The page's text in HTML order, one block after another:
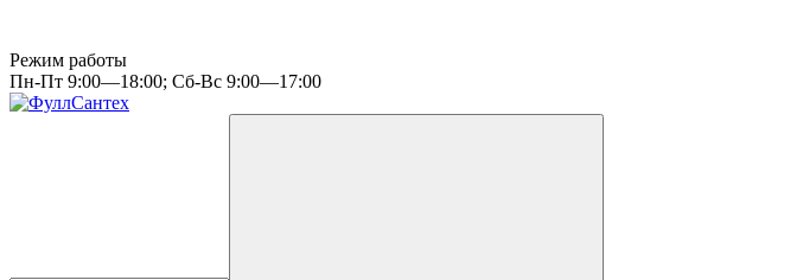
Режим работы
Пн-Пт 9:00—18:00; Сб-Вс 9:00—17:00